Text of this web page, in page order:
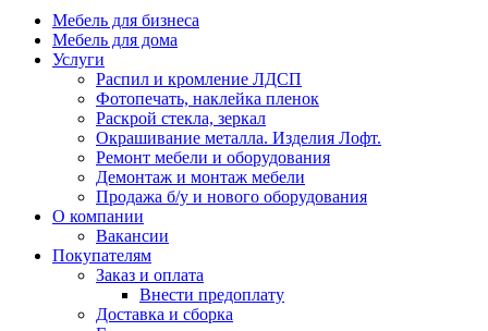
Мебель для бизнеса
Мебель для дома
Услуги
Распил и кромление ЛДСП
Фотопечать, наклейка пленок
Раскрой стекла, зеркал
Окрашивание металла. Изделия Лофт.
Ремонт мебели и оборудования
Демонтаж и монтаж мебели
Продажа б/у и нового оборудования
О компании
Вакансии
Покупателям
Заказ и оплата
Внести предоплату
Доставка и сборка